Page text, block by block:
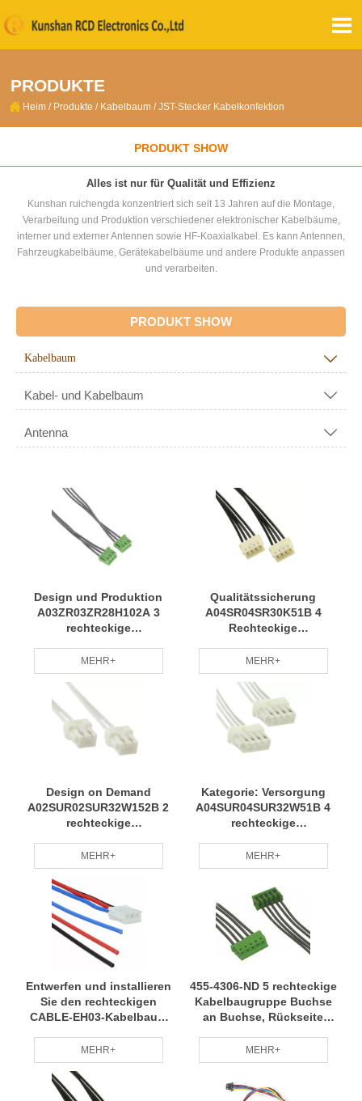

PRODUKTE
 Heim / Produkte / Kabelbaum /JST-Stecker Kabelkonfektion
PRODUKT SHOW
Alles ist nur für Qualität und Effizienz
Kunshan ruichengda konzentriert sich seit 13 Jahren auf die Montage,
Verarbeitung und Produktion verschiedener elektronischer Kabelbäume,
interner und externer Antennen sowie HF-Koaxialkabel. Es kann Antennen,
Fahrzeugkabelbäume, Gerätekabelbäume und andere Produkte anpassen
und verarbeiten.
PRODUKT SHOW
Kabelbaum 
Kabel- und Kabelbaum 
Antenna 
Design und Produktion
A03ZR03ZR28H102A 3
rechteckige
Buchse-zu-Buchse,
umgekehrt 0,333'-
Kabelbaum,
professionelles Team
Regelmäßige Wartung
RCD
MEHR+
Qualitätssicherung
A04SR04SR30K51B 4
Rechteckige
zu Buchse 0,167'-
Kabelbaum ist ein weit
verbreiteter und
umweltfreundlicher RCD
MEHR+
Design on Demand
A02SUR02SUR32W152B 2
rechteckige
zu Buchse 0,500'-
Kabelbaum ist
umweltfreundlich und
umweltfreundlich, spart
Energie und reduziert den
RCD-Verbrauch
MEHR+
Kategorie: Versorgung
A04SUR04SUR32W51B 4
rechteckige
zu Buchse 0,167'-
Kabelbaum Jahrelange
Erfahrung Professionelle
Fertigung von RCDs
MEHR+
Entwerfen und installieren
Sie den rechteckigen
CABLE-EH03-Kabelbaum
0,656-Zoll-Kabelbaum mit
einem Leiter, professionell
hergestellt und auf
Anfrage individuell
MEHR+
455-4306-ND 5 rechteckige
Kabelbaugruppe Buchse
an Buchse, Rückseite
Kabelbaum
professionelles Team
MEHR+